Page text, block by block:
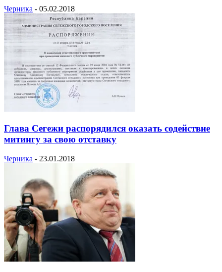
Черника - 05.02.2018
Глава Сегежи распорядился оказать содействие
митингу за свою отставку
Черника - 23.01.2018